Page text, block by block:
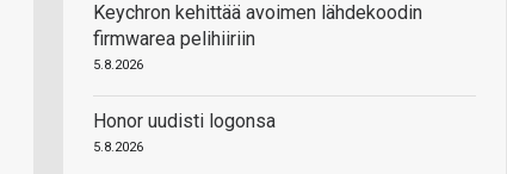
Keychron kehittää avoimen lähdekoodin
firmwarea pelihiiriin
5.8.2026
Honor uudisti logonsa
5.8.2026